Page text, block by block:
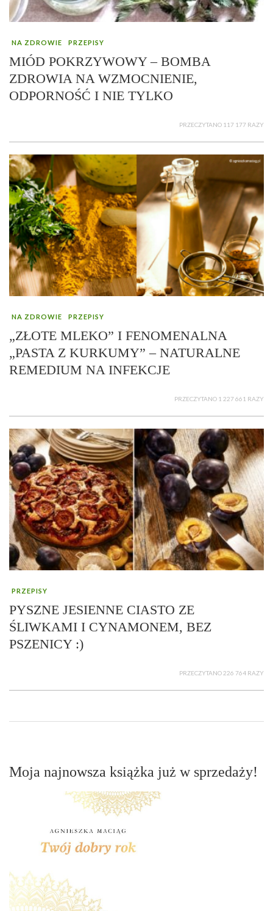
NA ZDROWIE PRZEPISY
MIÓD POKRZYWOWY – BOMBA
ZDROWIA NA WZMOCNIENIE,
ODPORNOŚĆ I NIE TYLKO
PRZECZYTANO 117 177 RAZY
NA ZDROWIE PRZEPISY
„ZŁOTE MLEKO” I FENOMENALNA
„PASTA Z KURKUMY” – NATURALNE
REMEDIUM NA INFEKCJE
PRZECZYTANO 1 227 661 RAZY
PRZEPISY
PYSZNE JESIENNE CIASTO ZE
ŚLIWKAMI I CYNAMONEM, BEZ
PSZENICY :)
PRZECZYTANO 226 764 RAZY
Moja najnowsza książka już w sprzedaży!